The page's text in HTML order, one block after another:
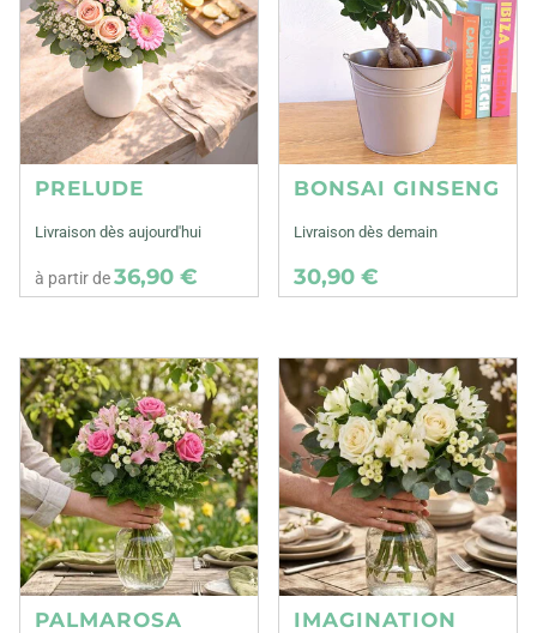
PRELUDE
Livraison dès aujourd'hui
à partir de36,90 €
BONSAI GINSENG
Livraison dès demain
30,90 €
PALMAROSA IMAGINATION